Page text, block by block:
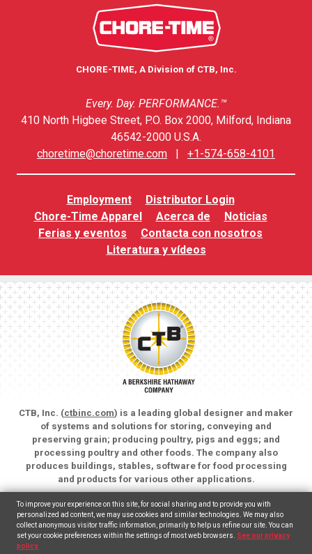
CHORE-TIME, A Division of CTB, Inc.
Every. Day. PERFORMANCE.™
410 North Higbee Street, P.O. Box 2000, Milford, Indiana
46542-2000 U.S.A.
choretime@choretime.com
+1-574-658-4101
Employment
Distributor Login
Chore-Time Apparel
Acerca de
Noticias
Ferias y eventos
Contacta con nosotros
Literatura y vídeos
CTB, Inc. (ctbinc.com) is a leading global designer and maker
of systems and solutions for storing, conveying and
preserving grain; producing poultry, pigs and eggs; and
processing poultry and other foods. The company also
produces buildings, stables, software for food processing
and products for various other applications.
Copyright © 2026 CTB, Inc. All rights reserved.
Legal Notices
Animal Care
To improve your experience on this site, for social sharing and to provide you with
personalized ad content, we may use cookies and similar technologies. We may also
collect anonymous visitor traffic information, primarily to help us refine our site. You can
set your cookie preferences within the settings of most web browsers. See our privacy
policy.